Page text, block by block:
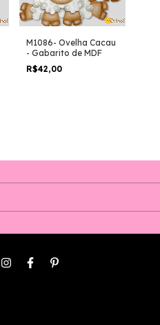
M1086- Ovelha Cacau
- Gabarito de MDF
R$42,00